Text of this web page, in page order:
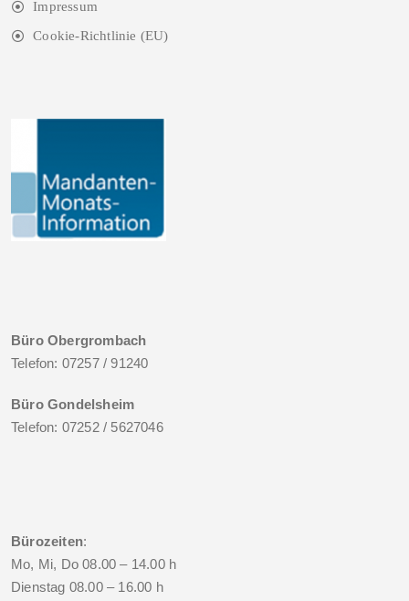
Impressum
Cookie-Richtlinie (EU)
Büro Obergrombach
Telefon: 07257 / 91240
Büro Gondelsheim
Telefon: 07252 / 5627046
Bürozeiten:
Mo, Mi, Do 08.00 – 14.00 h
Dienstag 08.00 – 16.00 h